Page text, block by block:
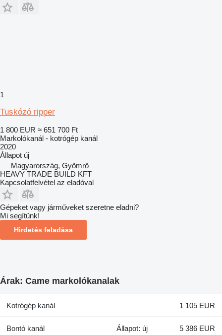
1
Tuskózó ripper
1 800 EUR ≈ 651 700 Ft
Markolókanál - kotrógép kanál
2020
Állapot új
Magyarország, Gyömrő
HEAVY TRADE BUILD KFT
Kapcsolatfelvétel az eladóval
Gépeket vagy járműveket szeretne eladni?
Mi segítünk!
Hirdetés feladása
Árak: Came markolókanalak
Kotrógép kanál 1 105 EUR
Bontó kanál Állapot: új 5 386 EUR